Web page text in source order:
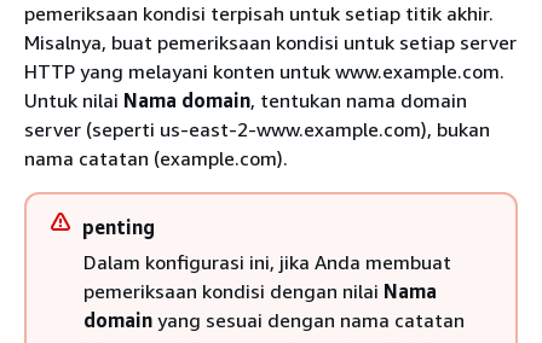
pemeriksaan kondisi terpisah untuk setiap titik akhir.
Misalnya, buat pemeriksaan kondisi untuk setiap server
HTTP yang melayani konten untuk www.example.com.
Untuk nilai Nama domain, tentukan nama domain
server (seperti us-east-2-www.example.com), bukan
nama catatan (example.com).
penting
Dalam konfigurasi ini, jika Anda membuat
pemeriksaan kondisi dengan nilai Nama
domain yang sesuai dengan nama catatan